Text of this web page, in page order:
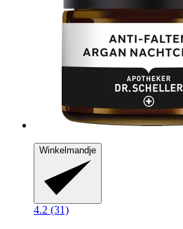
Winkelmandje
4.2 (31)